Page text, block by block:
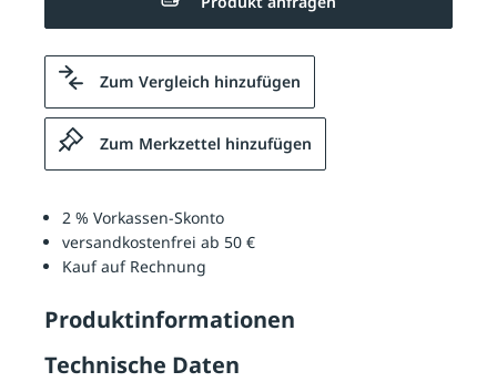
Zum Vergleich hinzufügen
Zum Merkzettel hinzufügen
2 % Vorkassen-Skonto
versandkostenfrei ab 50 €
Kauf auf Rechnung
Produktinformationen
Technische Daten